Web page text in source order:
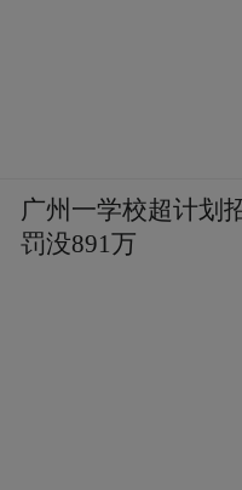
广州一学校超计划
罚没891万